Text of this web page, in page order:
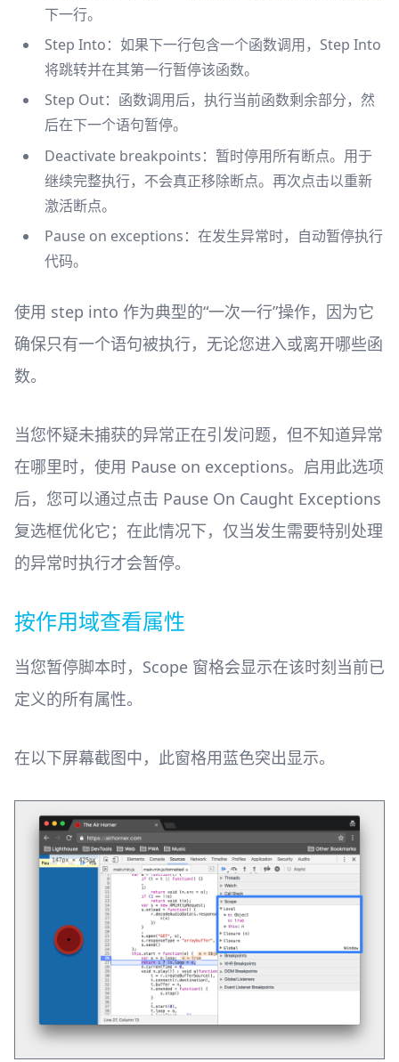
下一行。
Step Into：如果下一行包含一个函数调用，Step Into
将跳转并在其第一行暂停该函数。
Step Out：函数调用后，执行当前函数剩余部分，然
后在下一个语句暂停。
Deactivate breakpoints：暂时停用所有断点。用于
继续完整执行，不会真正移除断点。再次点击以重新
激活断点。
Pause on exceptions：在发生异常时，自动暂停执行
代码。
使用 step into 作为典型的“一次一行”操作，因为它
确保只有一个语句被执行，无论您进入或离开哪些函
数。
当您怀疑未捕获的异常正在引发问题，但不知道异常
在哪里时，使用 Pause on exceptions。启用此选项
后，您可以通过点击 Pause On Caught Exceptions
复选框优化它；在此情况下，仅当发生需要特别处理
的异常时执行才会暂停。
按作用域查看属性
当您暂停脚本时，Scope 窗格会显示在该时刻当前已
定义的所有属性。
在以下屏幕截图中，此窗格用蓝色突出显示。